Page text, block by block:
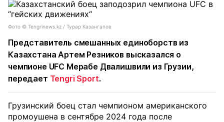
Фото ©️ Tengrinews.kz / Турар Казангапов
Представитель смешанных единоборств из
Казахстана Артем Резников высказался о
чемпионе UFC Мерабе Двалишвили из Грузии,
передает Tengri Sport.
Грузинский боец стал чемпионом американского
промоушена в сентябре 2024 года после